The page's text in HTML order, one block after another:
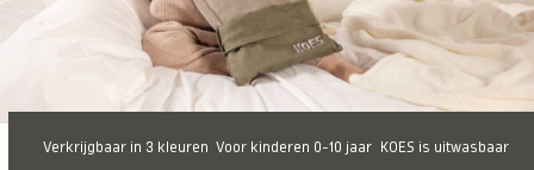
Verkrijgbaar in 3 kleuren Voor kinderen 0-10 jaar KOES is uitwasbaar